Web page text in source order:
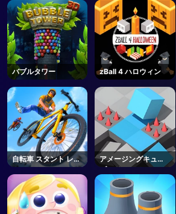
バブルタワー zBall 4 ハロウィン
自転車 スタント レー
ス
アメージングキュー
ブアドベンチャー